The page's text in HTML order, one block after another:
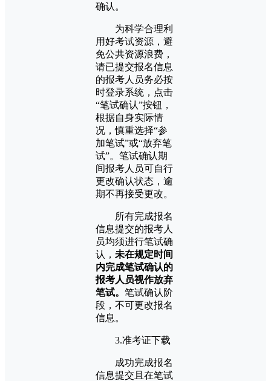
确认。
为科学合理利
用好考试资源，避
免公共资源浪费，
请已提交报名信息
的报考人员务必按
时登录系统，点击
“笔试确认”按钮，
根据自身实际情
况，慎重选择“参
加笔试”或“放弃笔
试”。笔试确认期
间报考人员可自行
更改确认状态，逾
期不再接受更改。
所有完成报名
信息提交的报考人
员均须进行笔试确
认， 未在规定时间
内完成笔试确认的
报考人员视作放弃
笔试。 笔试确认阶
段，不可更改报名
信息。
3.准考证下载
成功完成报名
信息提交且在笔试